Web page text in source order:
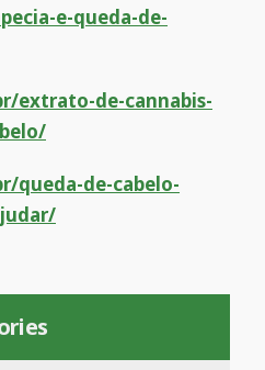
e-queda-de-
extrato-de-cannabis-
queda-de-cabelo-